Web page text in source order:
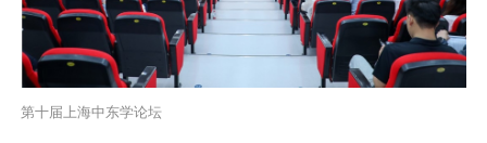
第十届上海中东学论坛